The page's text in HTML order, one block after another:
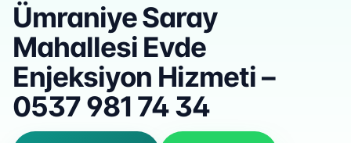
Ümraniye Saray
Mahallesi Evde
Enjeksiyon Hizmeti –
0537 981 74 34